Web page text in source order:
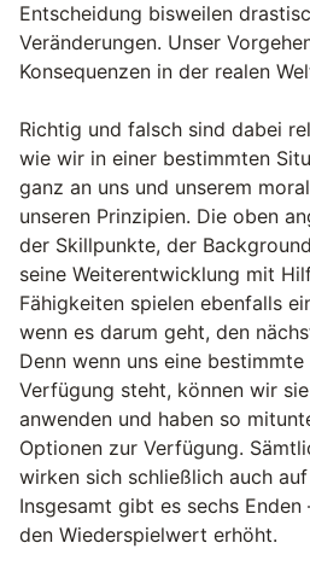
Entscheidung bisweilen
Veränderungen. Unser
Konsequenzen in der realen
Richtig und falsch sind dabei
wie wir in einer bestimmten
ganz an uns und unserem
unseren Prinzipien. Die oben
der Skillpunkte, der
seine Weiterentwicklung mit
Fähigkeiten spielen ebenfalls
wenn es darum geht, den
Denn wenn uns eine
Verfügung steht, können wir
anwenden und haben so
Optionen zur Verfügung.
wirken sich schließlich auch
Insgesamt gibt es sechs
den Wiederspielwert erhöht.